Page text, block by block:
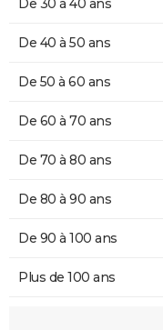
De 30 à 40 ans
De 40 à 50 ans
De 50 à 60 ans
De 60 à 70 ans
De 70 à 80 ans
De 80 à 90 ans
De 90 à 100 ans
Plus de 100 ans